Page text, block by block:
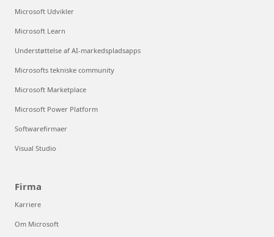
Microsoft Udvikler
Microsoft Learn
Understøttelse af AI-markedspladsapps
Microsofts tekniske community
Microsoft Marketplace
Microsoft Power Platform
Softwarefirmaer
Visual Studio
Firma
Karriere
Om Microsoft